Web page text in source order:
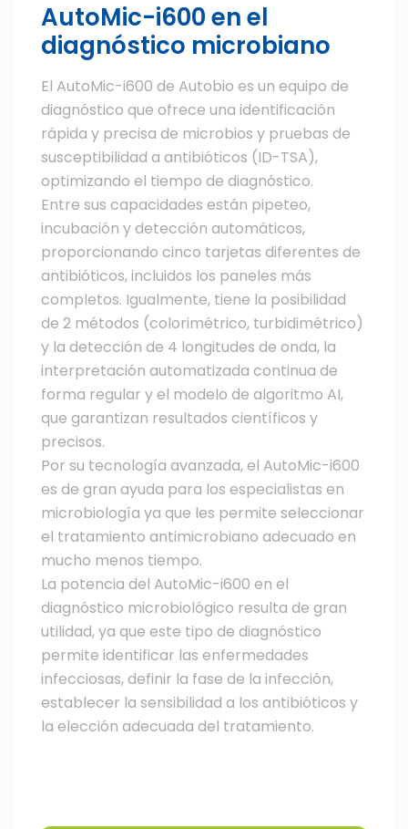
AutoMic-i600 en el
diagnóstico microbiano
El AutoMic-i600 de Autobio es un equipo de
diagnóstico que ofrece una identificación
rápida y precisa de microbios y pruebas de
susceptibilidad a antibióticos (ID-TSA),
optimizando el tiempo de diagnóstico.
Entre sus capacidades están pipeteo,
incubación y detección automáticos,
proporcionando cinco tarjetas diferentes de
antibióticos, incluidos los paneles más
completos. Igualmente, tiene la posibilidad
de 2 métodos (colorimétrico, turbidimétrico)
y la detección de 4 longitudes de onda, la
interpretación automatizada continua de
forma regular y el modelo de algoritmo AI,
que garantizan resultados científicos y
precisos.
Por su tecnología avanzada, el AutoMic-i600
es de gran ayuda para los especialistas en
microbiología ya que les permite seleccionar
el tratamiento antimicrobiano adecuado en
mucho menos tiempo.
La potencia del AutoMic-i600 en el
diagnóstico microbiológico resulta de gran
utilidad, ya que este tipo de diagnóstico
permite identificar las enfermedades
infecciosas, definir la fase de la infección,
establecer la sensibilidad a los antibióticos y
la elección adecuada del tratamiento.